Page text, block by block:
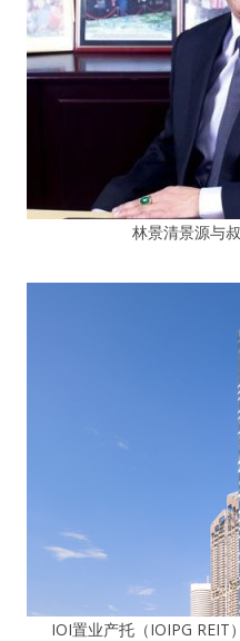
林景清景源与
IOI置业产托（IOIPG REIT